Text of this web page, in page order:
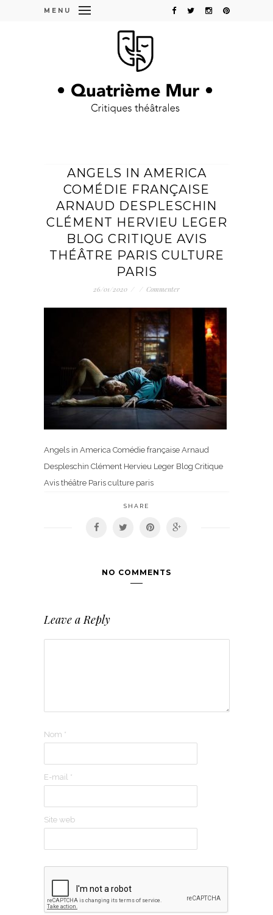
MENU
ANGELS IN AMERICA
COMÉDIE FRANÇAISE
ARNAUD DESPLESCHIN
CLÉMENT HERVIEU LEGER
BLOG CRITIQUE AVIS
THÉÂTRE PARIS CULTURE
PARIS
26/01/2020 / / Commenter
Angels in America Comédie française Arnaud
Despleschin Clément Hervieu Leger Blog Critique
Avis théâtre Paris culture paris
SHARE
NO COMMENTS
Leave a Reply
Nom *
E-mail *
Site web